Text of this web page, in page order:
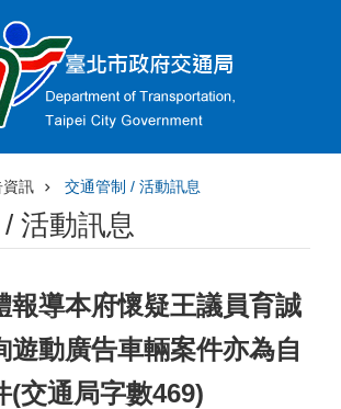
資訊 交通管制 / 活動訊息
活動訊息
報導本府懷疑王議員育誠
遊動廣告車輛案件亦為自
(交通局字數469)